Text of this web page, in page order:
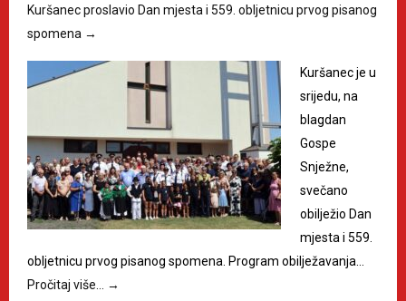
Kuršanec proslavio Dan mjesta i 559. obljetnicu prvog pisanog
spomena →
Kuršanec je u
srijedu, na
blagdan
Gospe
Snježne,
svečano
obilježio Dan
mjesta i 559.
obljetnicu prvog pisanog spomena. Program obilježavanja…
Pročitaj više…
→